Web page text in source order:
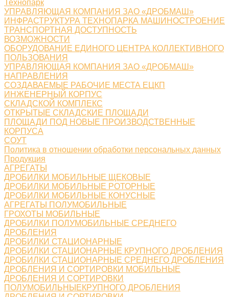
Технопарк
УПРАВЛЯЮЩАЯ КОМПАНИЯ ЗАО «ДРОБМАШ»
ИНФРАСТРУКТУРА ТЕХНОПАРКА МАШИНОСТРОЕНИЕ
ТРАНСПОРТНАЯ ДОСТУПНОСТЬ
ВОЗМОЖНОСТИ
ОБОРУДОВАНИЕ ЕДИНОГО ЦЕНТРА КОЛЛЕКТИВНОГО
ПОЛЬЗОВАНИЯ
УПРАВЛЯЮЩАЯ КОМПАНИЯ ЗАО «ДРОБМАШ»
НАПРАВЛЕНИЯ
СОЗДАВАЕМЫЕ РАБОЧИЕ МЕСТА ЕЦКП
ИНЖЕНЕРНЫЙ КОРПУС
СКЛАДСКОЙ КОМПЛЕКС
ОТКРЫТЫЕ СКЛАДСКИЕ ПЛОЩАДИ
ПЛОЩАДИ ПОД НОВЫЕ ПРОИЗВОДСТВЕННЫЕ
КОРПУСА
СОУТ
Политика в отношении обработки персональных данных
Продукция
АГРЕГАТЫ
ДРОБИЛКИ МОБИЛЬНЫЕ ЩЕКОВЫЕ
ДРОБИЛКИ МОБИЛЬНЫЕ РОТОРНЫЕ
ДРОБИЛКИ МОБИЛЬНЫЕ КОНУСНЫЕ
АГРЕГАТЫ ПОЛУМОБИЛЬНЫЕ
ГРОХОТЫ МОБИЛЬНЫЕ
ДРОБИЛКИ ПОЛУМОБИЛЬНЫЕ СРЕДНЕГО
ДРОБЛЕНИЯ
ДРОБИЛКИ СТАЦИОНАРНЫЕ
ДРОБИЛКИ СТАЦИОНАРНЫЕ КРУПНОГО ДРОБЛЕНИЯ
ДРОБИЛКИ СТАЦИОНАРНЫЕ СРЕДНЕГО ДРОБЛЕНИЯ
ДРОБЛЕНИЯ И СОРТИРОВКИ МОБИЛЬНЫЕ
ДРОБЛЕНИЯ И СОРТИРОВКИ
ПОЛУМОБИЛЬНЫЕКРУПНОГО ДРОБЛЕНИЯ